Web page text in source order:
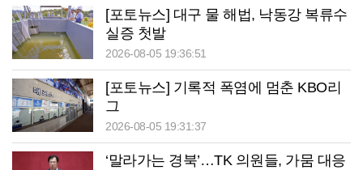
[포토뉴스] 대구 물 해법, 낙동강 복류수
실증 첫발
2026-08-05 19:36:51
[포토뉴스] 기록적 폭염에 멈춘 KBO리
그
2026-08-05 19:31:37
‘말라가는 경북’…TK 의원들, 가뭄 대응